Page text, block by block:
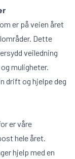
er på veien året
Dette
veiledning
muligheter.
drift og hjelpe deg
er våre
hele året.
hjelp med en